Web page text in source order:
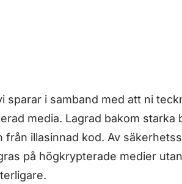
sparar i samband med att ni
media. Lagrad bakom
från illasinnad kod. Av
på högkrypterade medier